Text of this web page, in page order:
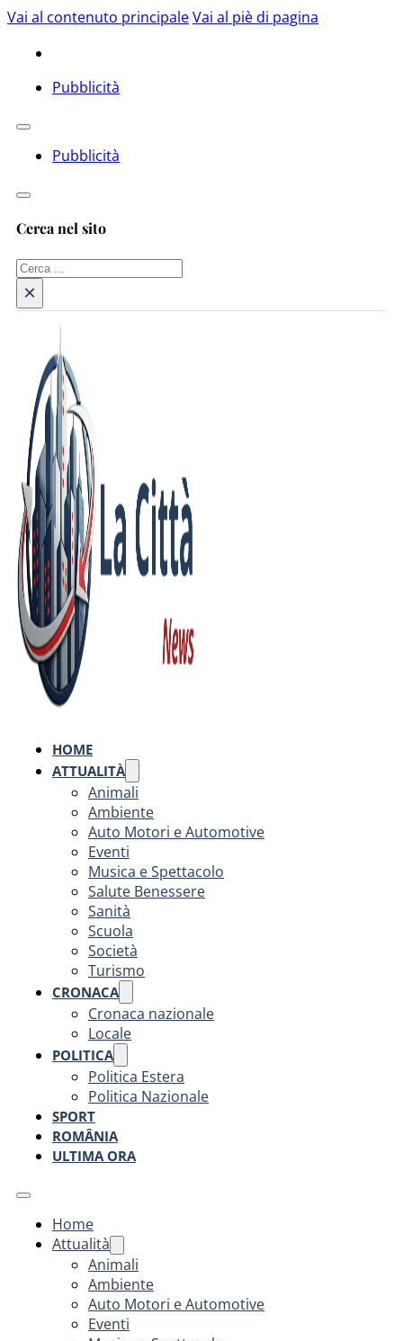
Vai al contenuto principaleVai al piè di pagina
Pubblicità
Pubblicità
Cerca nel sito
Cerca
×
HOME
ATTUALITÀ
Animali
Ambiente
Auto Motori e Automotive
Eventi
Musica e Spettacolo
Salute Benessere
Sanità
Scuola
Società
Turismo
CRONACA
Cronaca nazionale
Locale
POLITICA
Politica Estera
Politica Nazionale
SPORT
ROMÂNIA
ULTIMA ORA
Home
Attualità
Animali
Ambiente
Auto Motori e Automotive
Eventi